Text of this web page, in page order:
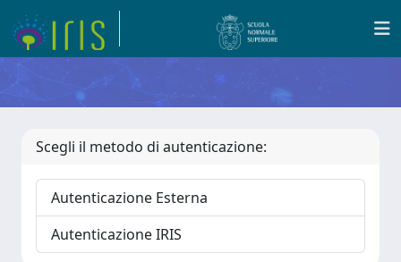
Scegli il metodo di autenticazione:
Autenticazione Esterna
Autenticazione IRIS